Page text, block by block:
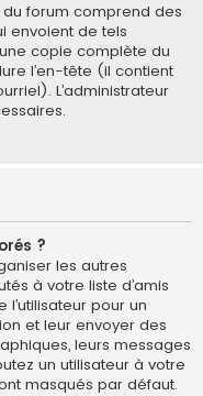
forum comprend des
envoient de tels
copie complète du
l’en-tête (il contient
L’administrateur
?
les autres
à votre liste d’amis
pour un
et leur envoyer des
leurs messages
un utilisateur à votre
masqués par défaut.